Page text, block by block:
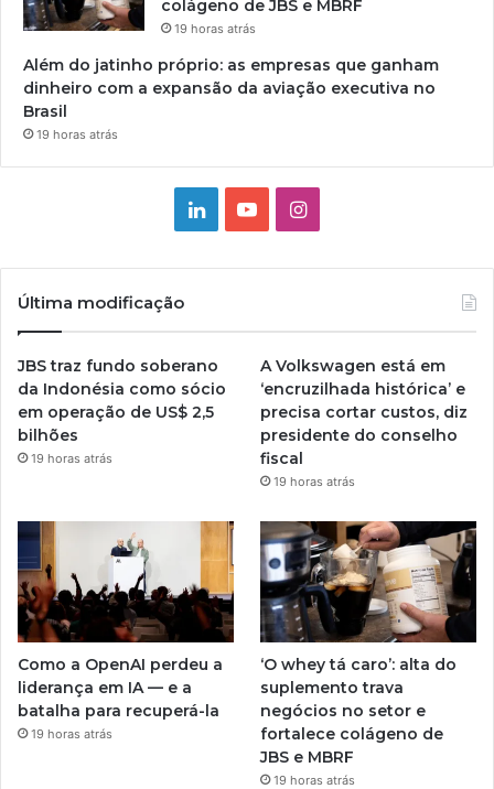
colágeno de JBS e MBRF
19 horas atrás
Além do jatinho próprio: as empresas que ganham
dinheiro com a expansão da aviação executiva no
Brasil
19 horas atrás
LinkedinYouTubeInstagram
Última modificação
JBS traz fundo soberano
da Indonésia como sócio
em operação de US$ 2,5
bilhões
19 horas atrás
A Volkswagen está em
‘encruzilhada histórica’ e
precisa cortar custos, diz
presidente do conselho
fiscal
19 horas atrás
Como a OpenAI perdeu a
liderança em IA — e a
batalha para recuperá-la
19 horas atrás
‘O whey tá caro’: alta do
suplemento trava
negócios no setor e
fortalece colágeno de
JBS e MBRF
19 horas atrás